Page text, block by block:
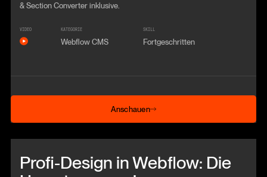
& Section Converter inklusive.
VIDEO KATEGORIE
Webflow CMS
SKILL
Fortgeschritten
Anschauen
Anschauen
Profi-Design in Webflow: Die